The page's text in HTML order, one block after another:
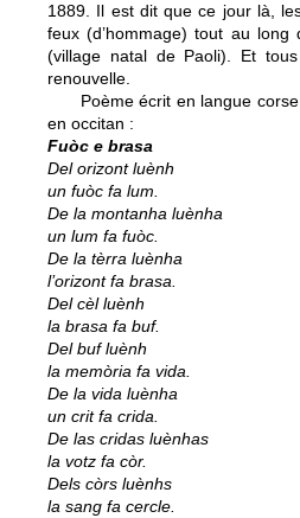
1889. Il est dit que ce jour là,
feux (d’hommage) tout au
(village natal de Paoli). Et
renouvelle.
Poème écrit en langue corse
en occitan :
Fuòc e brasa
Del orizont luènh
un fuòc fa lum.
De la montanha luènha
un lum fa fuòc.
De la tèrra luènha
l’orizont fa brasa.
Del cèl luènh
la brasa fa buf.
Del buf luènh
la memòria fa vida.
De la vida luènha
un crit fa crida.
De las cridas luènhas
la votz fa còr.
Dels còrs luènhs
la sang fa cercle.